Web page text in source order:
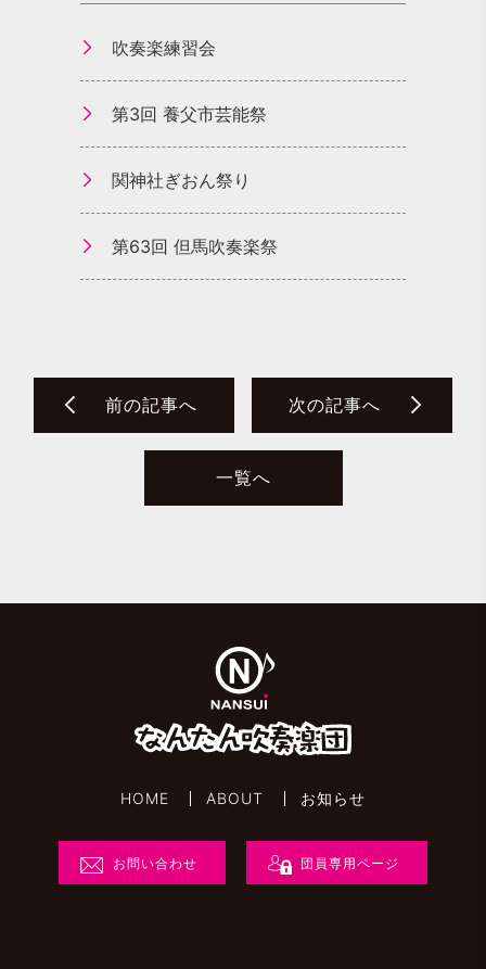
吹奏楽練習会
第3回 養父市芸能祭
関神社ぎおん祭り
第63回 但馬吹奏楽祭
前の記事へ 次の記事へ
一覧へ
HOME ABOUT お知らせ
お問い合わせ 団員専用ページ